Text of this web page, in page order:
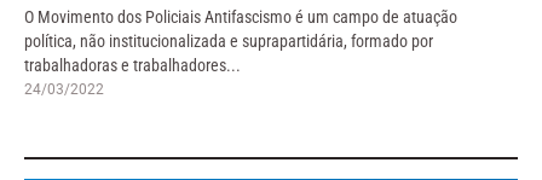
O Movimento dos Policiais Antifascismo é um campo de atuação
política, não institucionalizada e suprapartidária, formado por
trabalhadoras e trabalhadores...
24/03/2022